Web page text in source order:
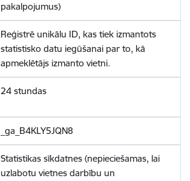
pakalpojumus)
Reģistrē unikālu ID, kas tiek izmantots
statistisko datu iegūšanai par to, kā
apmeklētājs izmanto vietni.
24 stundas
_ga_B4KLY5JQN8
Statistikas sīkdatnes (nepieciešamas, lai
uzlabotu vietnes darbību un